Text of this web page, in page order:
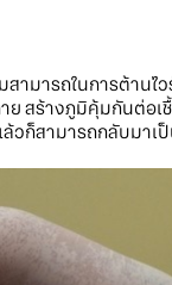
ามารถในการต้าน
ย สร้างภูมิคุ้มกันต่อ
วก็สามารถกลับมาเ